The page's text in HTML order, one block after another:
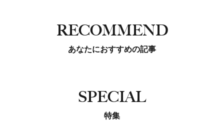
RECOMMEND
あなたにおすすめの記事
SPECIAL
特集